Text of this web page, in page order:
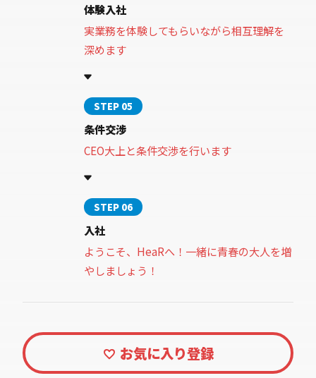
体験入社
実業務を体験してもらいながら相互理解を
深めます
STEP 05
条件交渉
CEO大上と条件交渉を行います
STEP 06
入社
ようこそ、HeaRへ！一緒に青春の大人を増
やしましょう！